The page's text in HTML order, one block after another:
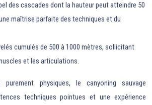
des cascades dont la hauteur peut atteindre 50
maîtrise parfaite des techniques et du
cumulés de 500 à 1000 mètres, sollicitant
et les articulations.
physiques, le canyoning sauvage
techniques pointues et une expérience